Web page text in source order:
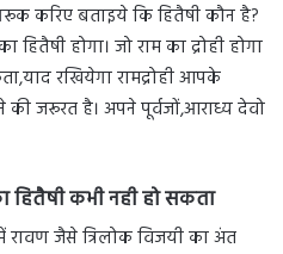
करिए बताइये कि हितैषी कौन है?
होगा। जो राम का द्रोही होगा
रखियेगा रामद्रोही आपके
जरूरत है। अपने पूर्वजों,आराध्य देवो
हितैषी कभी नही हो सकता
जैसे त्रिलोक विजयी का अंत